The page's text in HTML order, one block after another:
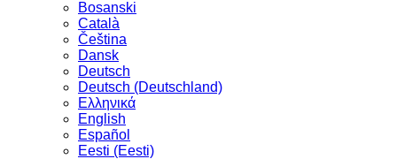
Bosanski
Сatalà
Čeština
Dansk
Deutsch
Deutsch (Deutschland)
Ελληνικά
English
Español
Eesti (Eesti)